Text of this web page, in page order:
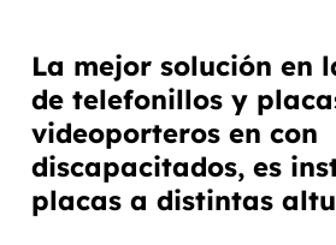
La mejor solución en
de telefonillos y
videoporteros en con
discapacitados, es
placas a distintas